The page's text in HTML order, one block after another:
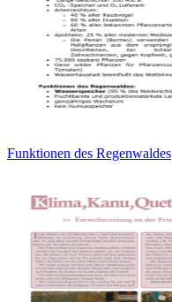
Funktionen des Regenwaldes